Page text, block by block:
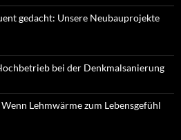
gedacht: Unsere Neubauprojekte
bei der Denkmalsanierung
Lehmwärme zum Lebensgefühl